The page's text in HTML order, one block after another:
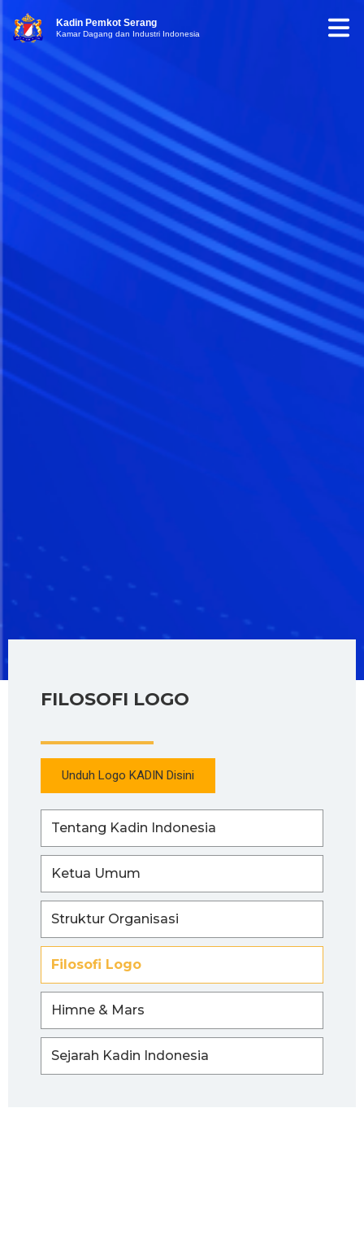
Kadin Pemkot Serang
Kamar Dagang dan Industri Indonesia
FILOSOFI LOGO
Unduh Logo KADIN Disini
Tentang Kadin Indonesia
Ketua Umum
Struktur Organisasi
Filosofi Logo
Himne & Mars
Sejarah Kadin Indonesia